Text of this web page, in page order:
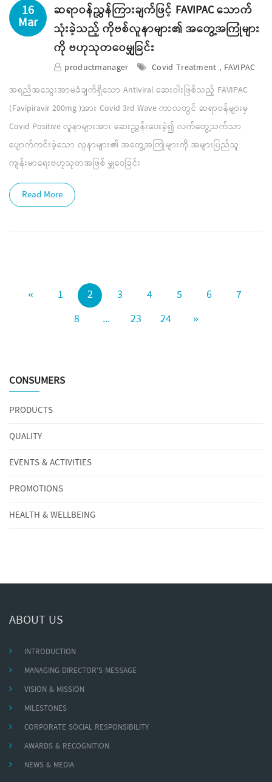
16
Mar
ဆရာဝန်ညွှန်ကြားချက်ဖြင့် FAVIPAC သောက်
သုံးခဲ့သည့် ကိုဗစ်လူနာများ၏ အတွေ့အကြုံများ
ကို ဗဟုသုတဝေမျှခြင်း
productmanager
Covid Treatment , FAVIPAC
အရည်အသွေးအာမခံချက်ရှိသော Antiviral ဆေးဝါးဖြစ်သည့် FAVIPAC
(Favipiravir 200mg )အား Covid 3rd Wave ကာလတွင် ဆရာဝန်များမှ
Covid Positive လူနာများအား ဆေးညွှန်းပေးခဲ့၍ လက်တွေ့သက်သာ
ပျောက်ကင်းခဲ့သော လူနာများ၏ အတွေ့အကြုံများကို အများပြည်သူ
ကျန်းမာရေးဗဟုသုတအဖြစ် မျှဝေခြင်း
Read More
« 1 2 3 4 5 6
7
8
... 23 24 »
CONSUMERS
PRODUCTS
QUALITY
EVENTS & ACTIVITIES
PROMOTIONS
HEALTH & WELLBEING
ABOUT US
INTRODUCTION
MANAGING DIRECTOR'S MESSAGE
VISION & MISSION
MILESTONES
CORPORATE SOCIAL RESPONSIBILITY
AWARDS & RECOGNITION
NEWS & MEDIA